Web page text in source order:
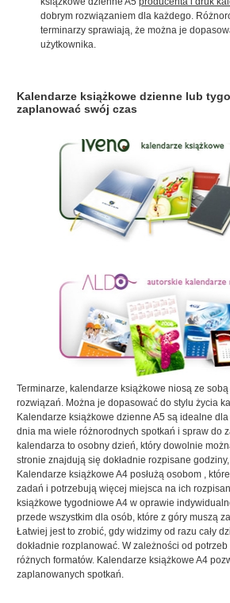
dobrym rozwiązaniem dla każdego.
terminarzy sprawiają, że można je
użytkownika.
Kalendarze książkowe dzienne lub
zaplanować swój czas
Terminarze, kalendarze książkowe niosą ze
rozwiązań. Można je dopasować do stylu życia
Kalendarze książkowe dzienne A5 są idealne
dnia ma wiele różnorodnych spotkań i spraw do
kalendarza to osobny dzień, który dowolnie
stronie znajdują się dokładnie rozpisane
Kalendarze książkowe A4 posłużą osobom ,
zadań i potrzebują więcej miejsca na ich
książkowe tygodniowe A4 w oprawie
przede wszystkim dla osób, które z góry muszą
Łatwiej jest to zrobić, gdy widzimy od razu cały
dokładnie rozplanować. W zależności od
różnych formatów. Kalendarze książkowe A4
zaplanowanych spotkań.